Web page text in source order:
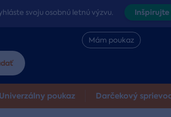
svoju osobnú letnú výzvu. Inšpirujte
Mám poukaz
Univerzálny poukaz Darčekový